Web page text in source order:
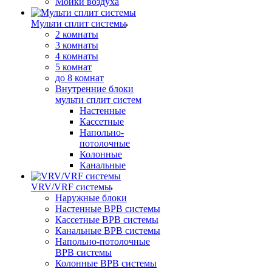
Мульти сплит системы
2 комнаты
3 комнаты
4 комнаты
5 комнат
до 8 комнат
Внутренние блоки
мульти сплит систем
Настенные
Кассетные
Напольно-
потолочные
Колонные
Канальные
VRV/VRF системы
Наружные блоки
Настенные ВРВ системы
Кассетные ВРВ системы
Канальные ВРВ системы
Напольно-потолочные
ВРВ системы
Колонные ВРВ системы